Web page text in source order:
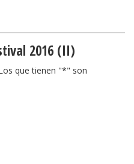
2016 (II)
que tienen "*" son